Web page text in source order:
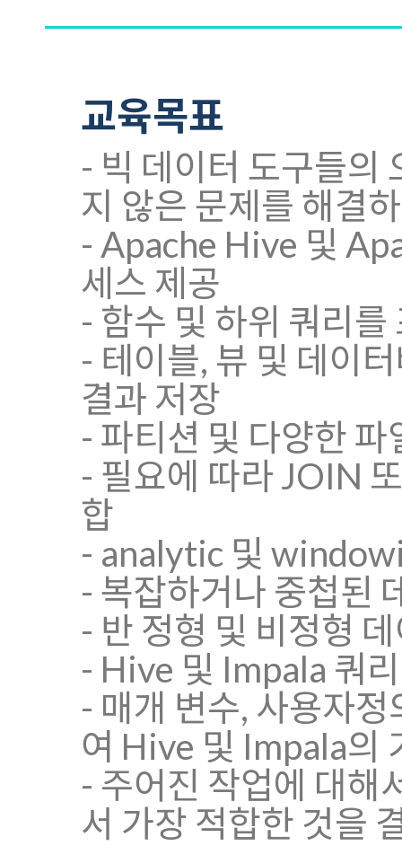
교육목표
- 빅 데이터 도구들의
지 않은 문제를 해결
- Apache Hive 및
세스 제공
- 함수 및 하위 쿼리
- 테이블, 뷰 및 데이
결과 저장
- 파티션 및 다양한
- 필요에 따라 JOIN
합
- analytic 및
- 복잡하거나 중첩된
- 반 정형 및 비정형
- Hive 및 Impala 쿼
- 매개 변수, 사용자
여 Hive 및 Impala의
- 주어진 작업에 대해
서 가장 적합한 것을